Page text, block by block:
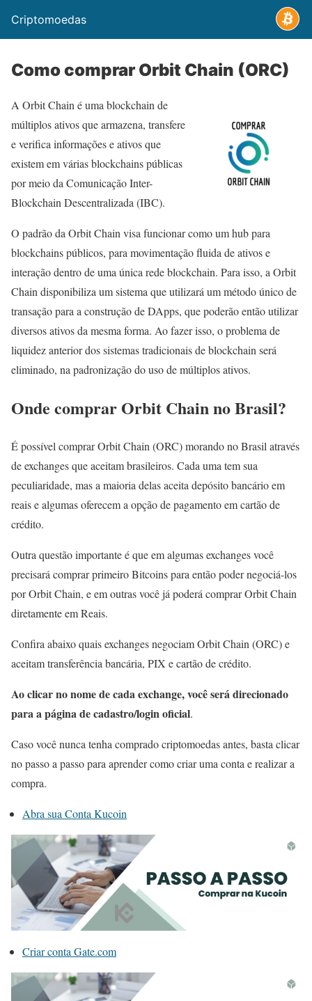
Criptomoedas
Como comprar Orbit Chain (ORC)
A Orbit Chain é uma blockchain de
múltiplos ativos que armazena, transfere
e verifica informações e ativos que
existem em várias blockchains públicas
por meio da Comunicação Inter-
Blockchain Descentralizada (IBC).
O padrão da Orbit Chain visa funcionar como um hub para
blockchains públicos, para movimentação fluida de ativos e
interação dentro de uma única rede blockchain. Para isso, a Orbit
Chain disponibiliza um sistema que utilizará um método único de
transação para a construção de DApps, que poderão então utilizar
diversos ativos da mesma forma. Ao fazer isso, o problema de
liquidez anterior dos sistemas tradicionais de blockchain será
eliminado, na padronização do uso de múltiplos ativos.
Onde comprar Orbit Chain no Brasil?
É possível comprar Orbit Chain (ORC) morando no Brasil através
de exchanges que aceitam brasileiros. Cada uma tem sua
peculiaridade, mas a maioria delas aceita depósito bancário em
reais e algumas oferecem a opção de pagamento em cartão de
crédito.
Outra questão importante é que em algumas exchanges você
precisará comprar primeiro Bitcoins para então poder negociá-los
por Orbit Chain, e em outras você já poderá comprar Orbit Chain
diretamente em Reais.
Confira abaixo quais exchanges negociam Orbit Chain (ORC) e
aceitam transferência bancária, PIX e cartão de crédito.
Ao clicar no nome de cada exchange, você será direcionado
para a página de cadastro/login oficial.
Caso você nunca tenha comprado criptomoedas antes, basta clicar
no passo a passo para aprender como criar uma conta e realizar a
compra.
Abra sua Conta Kucoin
Criar conta Gate.com